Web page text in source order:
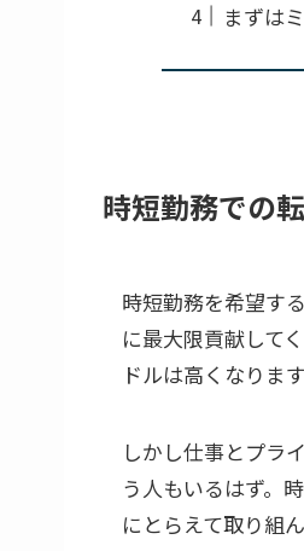
まずは
時短勤務での
時短勤務を希望す
に最大限貢献して
ドルは高くなります
しかし仕事とプラ
う人もいるはず。
にとらえて取り組